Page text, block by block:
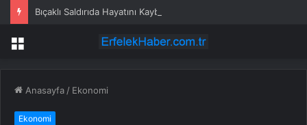
Menü
Anasayfa / Ekonomi
Ekonomi